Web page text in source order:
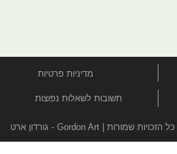
מדיניות פרטיות
תשובות לשאלות נפוצות